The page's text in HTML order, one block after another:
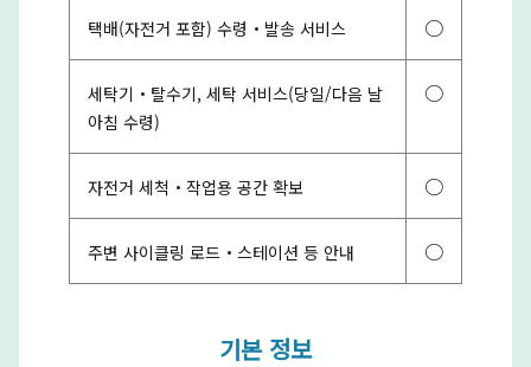
택배(자전거 포함) 수령・발송 서비스 ○
세탁기・탈수기, 세탁 서비스(당일/다음 날
아침 수령)
○
자전거 세척・작업용 공간 확보 ○
주변 사이클링 로드・스테이션 등 안내 ○
기본 정보